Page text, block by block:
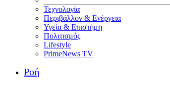
Τεχνολογία
Περιβάλλον & Ενέργεια
Υγεία & Επιστήμη
Πολιτισμός
Lifestyle
PrimeNews TV
Ροή